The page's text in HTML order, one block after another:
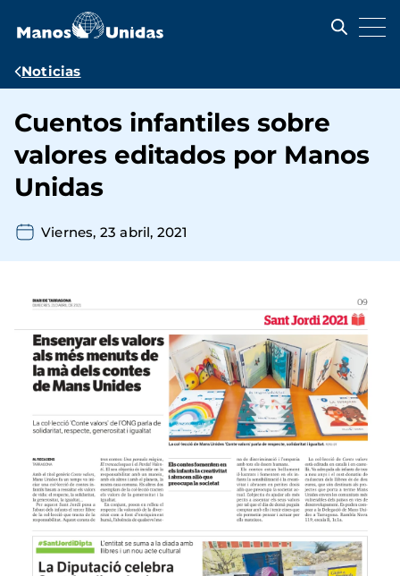
contenido
Ruta
navegación
Noticias
Cuentos infantiles sobre
valores editados por Manos
Unidas
Viernes, 23 abril, 2021